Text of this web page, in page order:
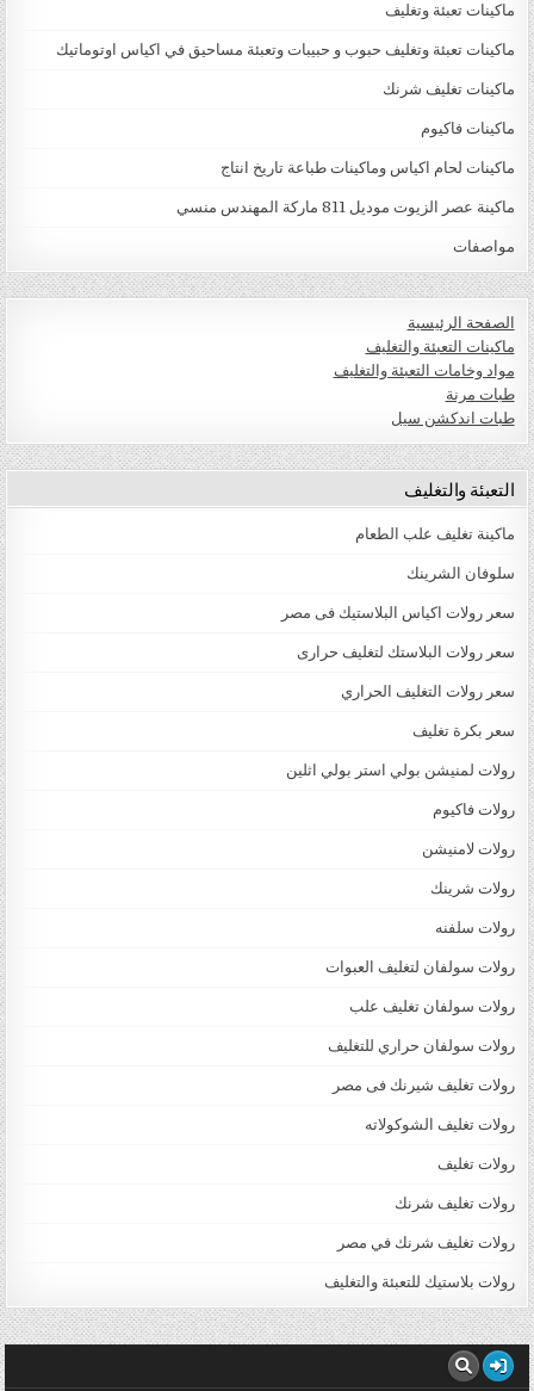
ماكينات تعبئة وتغليف
ماكينات تعبئة وتغليف حبوب و حبيبات وتعبئة مساحيق في اكياس اوتوماتيك
ماكينات تغليف شرنك
ماكينات فاكيوم
ماكينات لحام اكياس وماكينات طباعة تاريخ انتاج
ماكينة عصر الزيوت موديل 811 ماركة المهندس منسي
مواصفات
الصفحة الرئيسية
ماكينات التعبئة والتغليف
مواد وخامات التعبئة والتغليف
طبات مرنة
طبات اندكشن سيل
التعبئة والتغليف
ماكينة تغليف علب الطعام
سلوفان الشرينك
سعر رولات اكياس البلاستيك فى مصر
سعر رولات البلاستك لتغليف حرارى
سعر رولات التغليف الحراري
سعر بكرة تغليف
رولات لمنيشن بولي استر بولي اثلين
رولات فاكيوم
رولات لامنيشن
رولات شرينك
رولات سلفنه
رولات سولفان لتغليف العبوات
رولات سولفان تغليف علب
رولات سولفان حراري للتغليف
رولات تغليف شيرنك فى مصر
رولات تغليف الشوكولاته
رولات تغليف
رولات تغليف شرنك
رولات تغليف شرنك في مصر
رولات بلاستيك للتعبئة والتغليف